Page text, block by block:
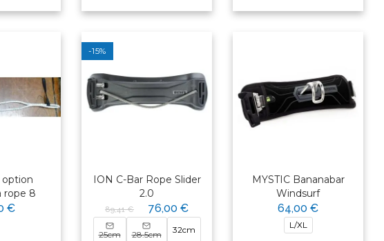
option
rope 8
€
-15%
ION C-Bar Rope Slider
2.0
89,41 € 76,00 €
25cm 28.5cm 32cm
MYSTIC Bananabar
Windsurf
64,00 €
L/XL